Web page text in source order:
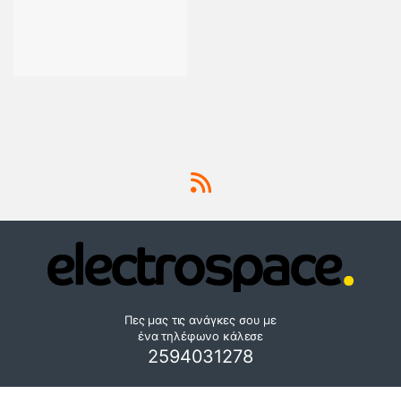
Πες μας τις ανάγκες σου με
ένα τηλέφωνο κάλεσε
2594031278